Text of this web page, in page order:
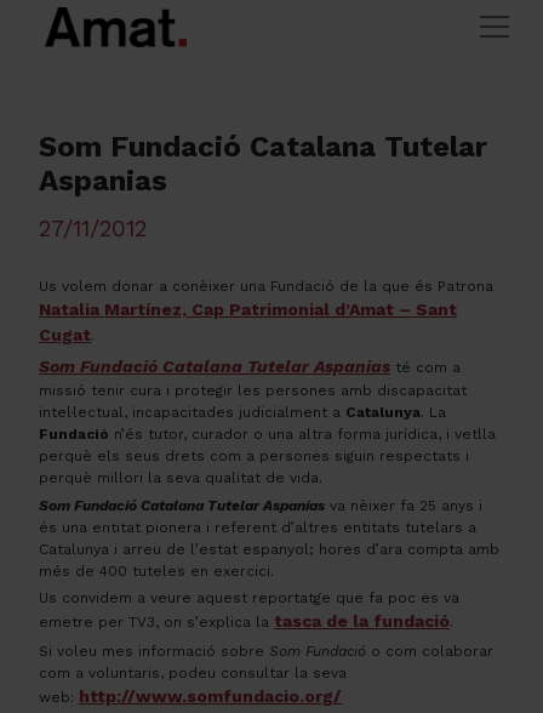
Skip to main content
Amat Immobiliaris>
> Som Fundació Catalana Tutelar
Aspanias
Som Fundació Catalana Tutelar
Aspanias
27/11/2012
Us volem donar a conèixer una Fundació de la que és Patrona
Natalia Martínez, Cap Patrimonial d’Amat – Sant
Cugat.
Som Fundació Catalana Tutelar Aspanias té com a
missió tenir cura i protegir les persones amb discapacitat
intel·lectual, incapacitades judicialment a Catalunya. La
Fundació n’és tutor, curador o una altra forma jurídica, i vetlla
perquè els seus drets com a persones siguin respectats i
perquè millori la seva qualitat de vida.
Som Fundació Catalana Tutelar Aspanias va nèixer fa 25 anys i
és una entitat pionera i referent d’altres entitats tutelars a
Catalunya i arreu de l’estat espanyol; hores d’ara compta amb
més de 400 tuteles en exercici.
Us convidem a veure aquest reportatge que fa poc es va
emetre per TV3, on s’explica la tasca de la fundació.
Si voleu mes informació sobre Som Fundació o com colaborar
com a voluntaris, podeu consultar la seva
web: http://www.somfundacio.org/